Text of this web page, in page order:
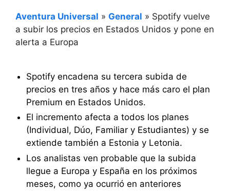
Aventura Universal » General » Spotify vuelve
a subir los precios en Estados Unidos y pone en
alerta a Europa
Spotify encadena su tercera subida de
precios en tres años y hace más caro el plan
Premium en Estados Unidos.
El incremento afecta a todos los planes
(Individual, Dúo, Familiar y Estudiantes) y se
extiende también a Estonia y Letonia.
Los analistas ven probable que la subida
llegue a Europa y España en los próximos
meses, como ya ocurrió en anteriores